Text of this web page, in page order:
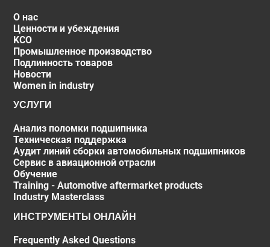
О нас
Ценности и убеждения
KCO
Промышленное производство
Подлинность товаров
Новости
Women in industry
УСЛУГИ
Анализ поломки подшипника
Техническая поддержка
Аудит линий сборки автомобильных подшипников
Сервис в авиационной отрасли
Обучение
Training - Automotive aftermarket products
Industry Masterclass
ИНСТРУМЕНТЫ ОНЛАЙН
Frequently Asked Questions